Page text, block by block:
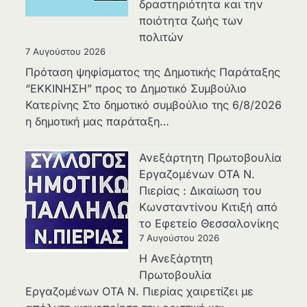
δραστηριότητα και την
ποιότητα ζωής των
πολιτών
7 Αυγούστου 2026
Πρόταση ψηφίσματος της Δημοτικής Παράταξης
“ΕΚΚΙΝΗΣΗ” προς το Δημοτικό Συμβούλιο
Κατερίνης Στο δημοτικό συμβούλιο της 6/8/2026
η δημοτική μας παράταξη…
Ανεξάρτητη Πρωτοβουλία
Εργαζομένων ΟΤΑ Ν.
Πιερίας : Δικαίωση του
Κωνσταντίνου Κιτιξή από
το Εφετείο Θεσσαλονίκης
7 Αυγούστου 2026
Η Ανεξάρτητη
Πρωτοβουλία
Εργαζομένων ΟΤΑ Ν. Πιερίας χαιρετίζει με